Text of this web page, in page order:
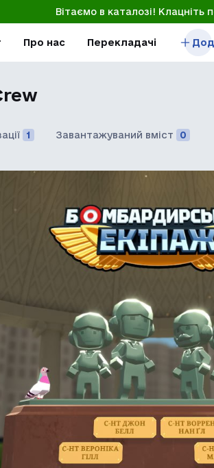
Вітаємо в каталозі!
Про нас Перекладачі
1 Завантажуваний вміст 0